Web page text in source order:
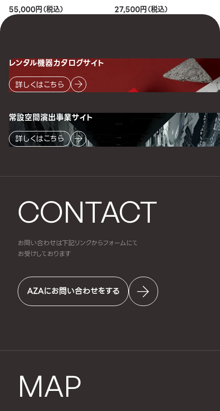
55,000円（税込） 27,500円（税込）
CONTACT
お問い合わせは下記リンクからフォームにて
お受けしております
AZAにお問い合わせをする
MAP
レンタル機器カタログサイト
詳しくはこちら
常設空間演出事業サイト
詳しくはこちら